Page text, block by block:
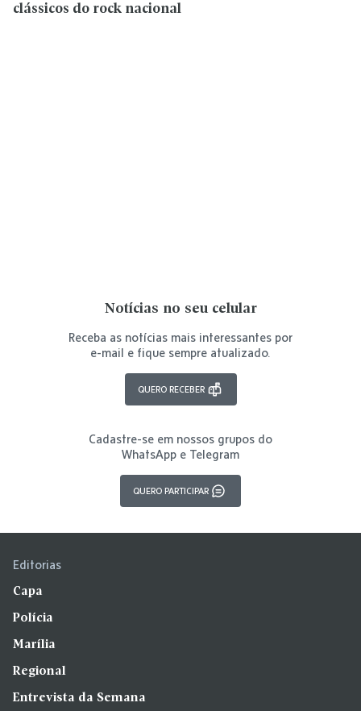
clássicos do rock nacional
Notícias no seu celular
Receba as notícias mais interessantes por
e-mail e fique sempre atualizado.
QUERO RECEBER
Cadastre-se em nossos grupos do
WhatsApp e Telegram
QUERO PARTICIPAR
Editorias
Capa
Polícia
Marília
Regional
Entrevista da Semana